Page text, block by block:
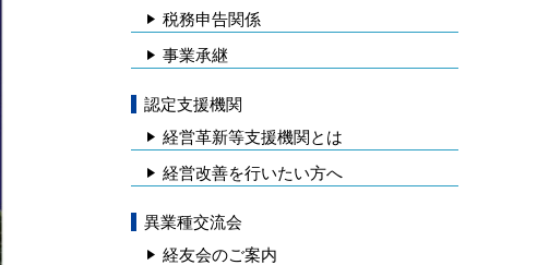
税務申告関係
事業承継
認定支援機関
経営革新等支援機関とは
経営改善を行いたい方へ
異業種交流会
経友会のご案内